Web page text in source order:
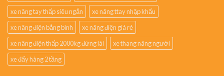
xe nâng tay thấp siêu ngắn
xe nâng ttay nhập khẩu
xe nâng điện bằng bình
xe nâng điện giá rẻ
xe nâng điện thấp 2000kg đứng lái
xe thang nâng người
xe đẩy hàng 2 tầng